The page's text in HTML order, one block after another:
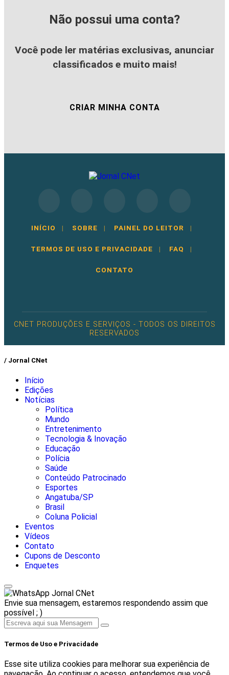
Não possui uma conta?
Você pode ler matérias exclusivas, anunciar
classificados e muito mais!
CRIAR MINHA CONTA
INÍCIO | SOBRE | PAINEL DO LEITOR |
TERMOS DE USO E PRIVACIDADE | FAQ |
CONTATO
CNET PRODUÇÕES E SERVIÇOS - TODOS OS DIREITOS
RESERVADOS
/ Jornal CNet
Início
Edições
Notícias
Política
Mundo
Entretenimento
Tecnologia & Inovação
Educação
Polícia
Saúde
Conteúdo Patrocinado
Esportes
Angatuba/SP
Brasil
Coluna Policial
Eventos
Vídeos
Contato
Cupons de Desconto
Enquetes
Jornal CNet
Envie sua mensagem, estaremos respondendo assim que
possível ; )
Termos de Uso e Privacidade
Esse site utiliza cookies para melhorar sua experiência de